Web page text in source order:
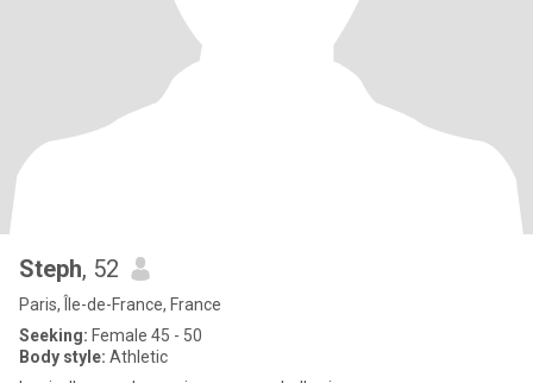
Steph, 52
Paris, Île-de-France, France
Seeking: Female 45 - 50
Body style: Athletic